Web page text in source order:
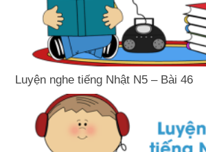
Luyện nghe tiếng Nhật N5 – Bài 46